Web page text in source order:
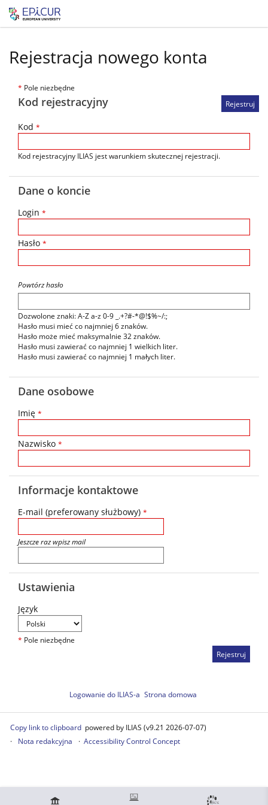
Rejestracja nowego konta
* Pole niezbędne
Kod rejestracyjny
Kod *
Kod rejestracyjny ILIAS jest warunkiem skutecznej rejestracji.
Dane o koncie
Login *
Hasło *
Powtórz hasło
Dozwolone znaki: A-Z a-z 0-9 _.+?#-*@!$%~/:;
Hasło musi mieć co najmniej 6 znaków.
Hasło może mieć maksymalnie 32 znaków.
Hasło musi zawierać co najmniej 1 wielkich liter.
Hasło musi zawierać co najmniej 1 małych liter.
Dane osobowe
Imię *
Nazwisko *
Informacje kontaktowe
E-mail (preferowany służbowy) *
Jeszcze raz wpisz mail
Ustawienia
Język
* Pole niezbędne
Logowanie do ILIAS-a Strona domowa
Copy link to clipboard powered by ILIAS (v9.21 2026-07-07)
Nota redakcyjna
Accessibility Control Concept